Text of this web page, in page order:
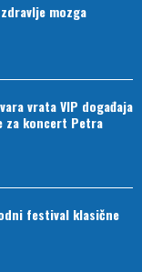
mozga
vrata VIP događaja
za koncert Petra
festival klasične